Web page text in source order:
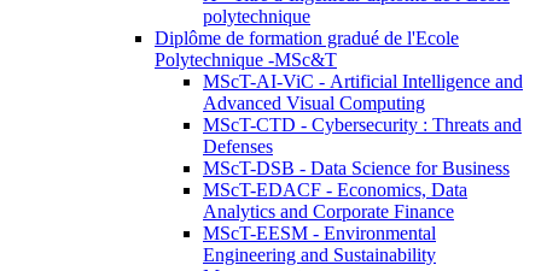
polytechnique
Diplôme de formation gradué de l'Ecole
Polytechnique -MSc&T
MScT-AI-ViC - Artificial Intelligence and
Advanced Visual Computing
MScT-CTD - Cybersecurity : Threats and
Defenses
MScT-DSB - Data Science for Business
MScT-EDACF - Economics, Data
Analytics and Corporate Finance
MScT-EESM - Environmental
Engineering and Sustainability